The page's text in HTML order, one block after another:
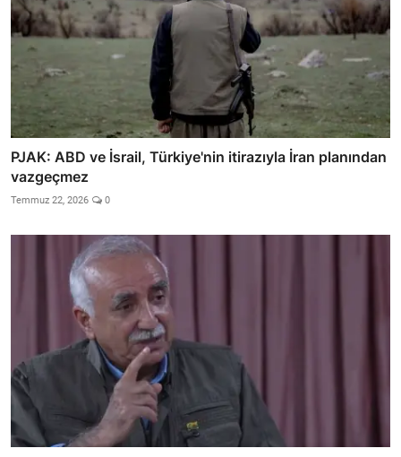
PJAK: ABD ve İsrail, Türkiye'nin itirazıyla İran planından
vazgeçmez
Temmuz 22, 2026 0